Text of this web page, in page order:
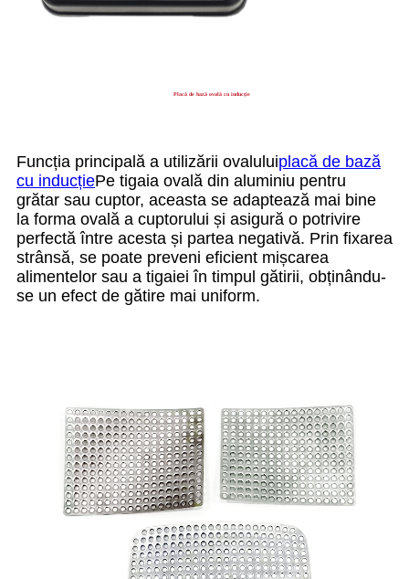
Placă de bază ovală cu inducție
Funcția principală a utilizării ovaluluiplacă de bază
cu inducțiePe tigaia ovală din aluminiu pentru
grătar sau cuptor, aceasta se adaptează mai bine
la forma ovală a cuptorului și asigură o potrivire
perfectă între acesta și partea negativă. Prin fixarea
strânsă, se poate preveni eficient mișcarea
alimentelor sau a tigaiei în timpul gătirii, obținându-
se un efect de gătire mai uniform.